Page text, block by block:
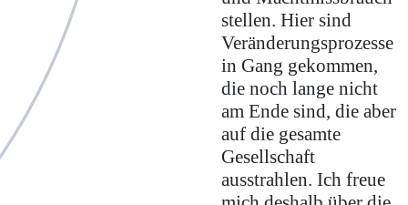
stellen. Hier sind
Veränderungsprozesse
in Gang gekommen,
die noch lange nicht
am Ende sind, die aber
auf die gesamte
Gesellschaft
ausstrahlen. Ich freue